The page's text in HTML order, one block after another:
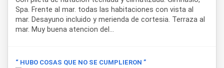
Spa. Frente al mar. todas las habitaciones con vista al
mar. Desayuno incluido y merienda de cortesia. Terraza al
mar. Muy buena atencion del...
“ HUBO COSAS QUE NO SE CUMPLIERON ”